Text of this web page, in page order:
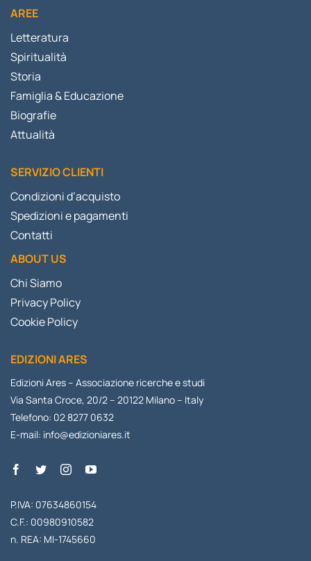
AREE
Letteratura
Spiritualità
Storia
Famiglia & Educazione
Biografie
Attualità
SERVIZIO CLIENTI
Condizioni d’acquisto
Spedizioni e pagamenti
Contatti
ABOUT US
Chi Siamo
Privacy Policy
Cookie Policy
EDIZIONI ARES
Edizioni Ares – Associazione ricerche e studi
Via Santa Croce, 20/2 – 20122 Milano – Italy
Telefono: 02 8277 0632
E-mail: info@edizioniares.it
P.IVA: 07634860154
C.F.: 00980910582
n. REA: MI-1745660